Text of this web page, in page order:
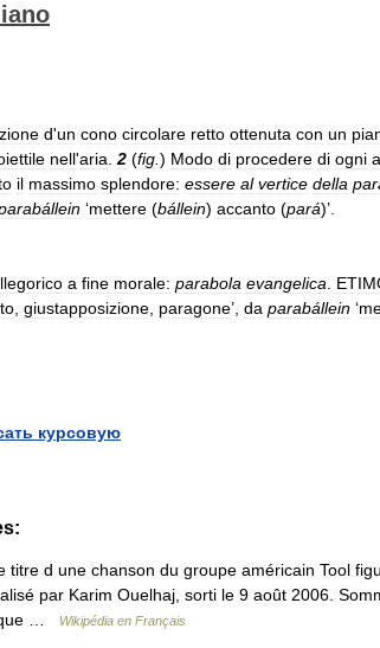
d'un cono circolare retto ottenuta con un
nell'aria 2 (fig ) Modo di procedere di ogni
il massimo splendore: essere al vertice della
‘mettere (bállein) accanto (pará)’.
a fine morale: parabola evangelica
giustapposizione paragone’, da parabállein ‘
курсовую
d une chanson du groupe américain Tool
par Karim Ouelhaj, sorti le 9 août 2006.
…
Wikipédia en Français